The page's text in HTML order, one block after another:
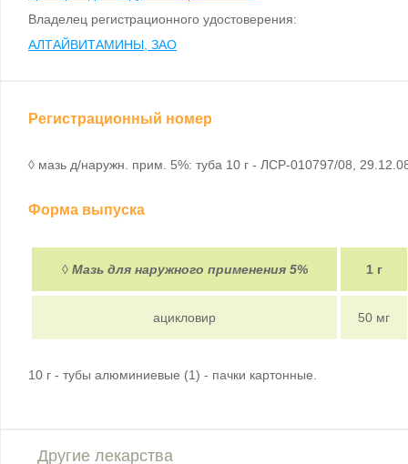
Владелец регистрационного удостоверения:
АЛТАЙВИТАМИНЫ, ЗАО
Регистрационный номер
◊ мазь д/наружн. прим. 5%: туба 10 г - ЛСР-010797/08,
Форма выпуска
◊ Мазь для наружного применения 5% 1 г
ацикловир 50 мг
10 г - тубы алюминиевые (1) - пачки картонные.
Другие лекарства